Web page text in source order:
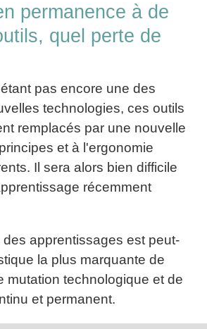
permanence à de
quel perte de
pas encore une des
technologies, ces outils
remplacés par une nouvelle
et à l'ergonomie
Il sera alors bien difficile
récemment
apprentissages est peut-
la plus marquante de
mutation technologique et de
et permanent.